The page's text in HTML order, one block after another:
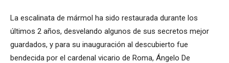
La escalinata de mármol ha sido restaurada durante los
últimos 2 años, desvelando algunos de sus secretos mejor
guardados, y para su inauguración al descubierto fue
bendecida por el cardenal vicario de Roma, Ángelo De